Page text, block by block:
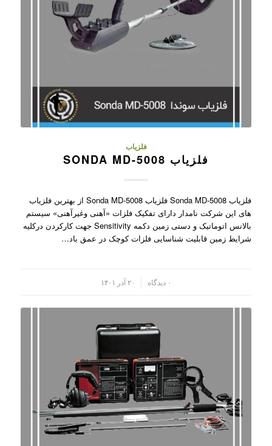
فلزیاب
فلزیاب SONDA MD-5008
فلزیاب Sonda MD-5008 فلزیاب Sonda MD-5008 از بهترین فلزیاب
های این شرکت نامدار دارای تفکیک فلزات «آهنی وغیرآهنی» سیستم
بالانس اتوماتیک و دستی زمین دکمه Sensitivity جهت کارکردن درکلیه
شرایط زمین قابلیت شناسایی فلزات کوچک در عمق باد…
۰ دیدگاه ۲۰ آذر ۱۴۰۱